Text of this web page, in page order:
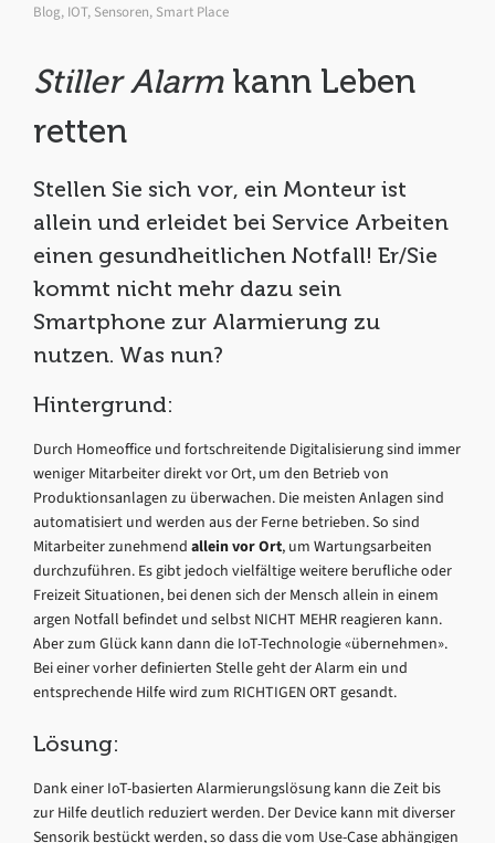
Blog, IOT, Sensoren, Smart Place
Stiller Alarmkann Leben
retten
Stellen Sie sich vor, ein Monteur ist
allein und erleidet bei Service Arbeiten
einen gesundheitlichen Notfall! Er/Sie
kommt nicht mehr dazu sein
Smartphone zur Alarmierung zu
nutzen. Was nun?
Hintergrund:
Durch Homeoffice und fortschreitende Digitalisierung sind immer
weniger Mitarbeiter direkt vor Ort, um den Betrieb von
Produktionsanlagen zu überwachen. Die meisten Anlagen sind
automatisiert und werden aus der Ferne betrieben. So sind
Mitarbeiter zunehmend allein vor Ort, um Wartungsarbeiten
durchzuführen. Es gibt jedoch vielfältige weitere berufliche oder
Freizeit Situationen, bei denen sich der Mensch allein in einem
argen Notfall befindet und selbst NICHT MEHR reagieren kann.
Aber zum Glück kann dann die IoT-Technologie «übernehmen».
Bei einer vorher definierten Stelle geht der Alarm ein und
entsprechende Hilfe wird zum RICHTIGEN ORT gesandt.
Lösung:
Dank einer IoT-basierten Alarmierungslösung kann die Zeit bis
zur Hilfe deutlich reduziert werden. Der Device kann mit diverser
Sensorik bestückt werden, so dass die vom Use-Case abhängigen